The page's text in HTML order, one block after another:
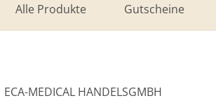
Alle Produkte Gutscheine
ECA-MEDICAL HANDELSGMBH